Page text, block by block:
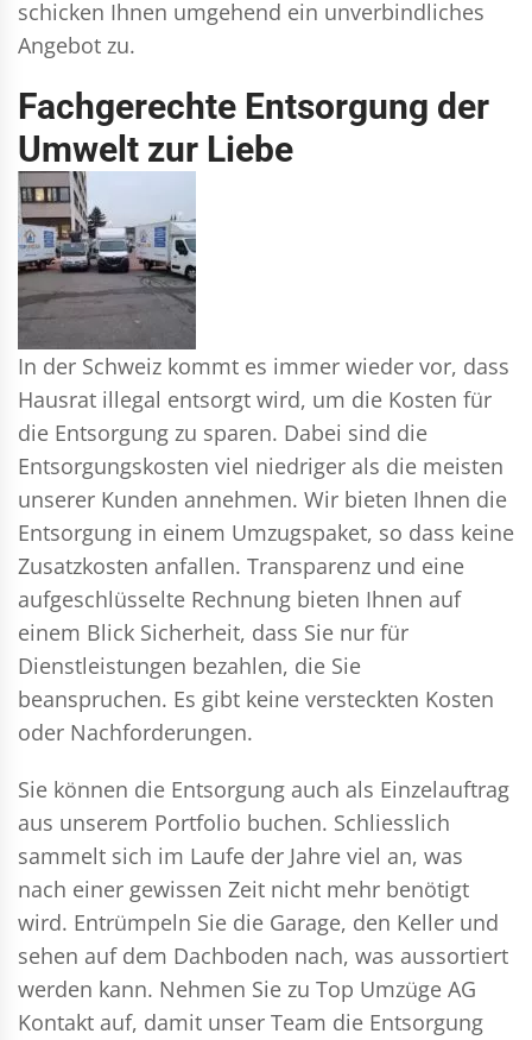
schicken Ihnen umgehend ein unverbindliches
Angebot zu.
Fachgerechte Entsorgung der
Umwelt zur Liebe
In der Schweiz kommt es immer wieder vor, dass
Hausrat illegal entsorgt wird, um die Kosten für
die Entsorgung zu sparen. Dabei sind die
Entsorgungskosten viel niedriger als die meisten
unserer Kunden annehmen. Wir bieten Ihnen die
Entsorgung in einem Umzugspaket, so dass keine
Zusatzkosten anfallen. Transparenz und eine
aufgeschlüsselte Rechnung bieten Ihnen auf
einem Blick Sicherheit, dass Sie nur für
Dienstleistungen bezahlen, die Sie
beanspruchen. Es gibt keine versteckten Kosten
oder Nachforderungen.
Sie können die Entsorgung auch als Einzelauftrag
aus unserem Portfolio buchen. Schliesslich
sammelt sich im Laufe der Jahre viel an, was
nach einer gewissen Zeit nicht mehr benötigt
wird. Entrümpeln Sie die Garage, den Keller und
sehen auf dem Dachboden nach, was aussortiert
werden kann. Nehmen Sie zu Top Umzüge AG
Kontakt auf, damit unser Team die Entsorgung